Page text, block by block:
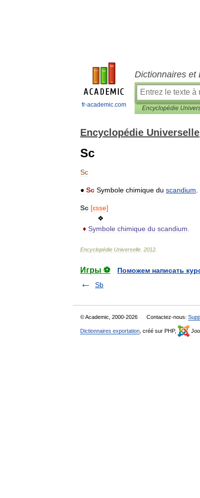
fr-academic.com
Dictionnaires et
Encyclopédie Universelle
Sc
Sc
● Sc Symbole chimique du scandium
Sc [ɛsse]
❖
♦ Symbole chimique du scandium
Encyclopédie Universelle 2012
Игры ⚽
Поможем написать
Sb
© Academic, 2000-2026 Contactez-nous:
Dictionnaires exportation , créé sur PHP,